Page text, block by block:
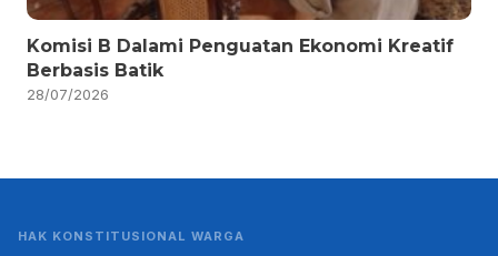
Komisi B Dalami Penguatan Ekonomi Kreatif
Berbasis Batik
28/07/2026
HAK KONSTITUSIONAL WARGA